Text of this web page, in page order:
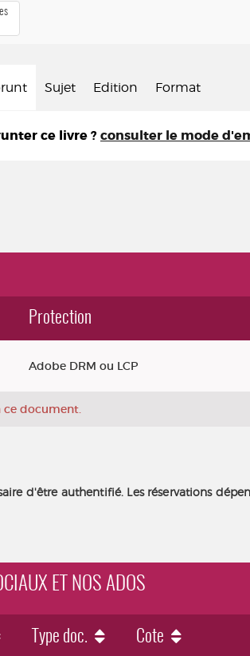
Sujet Edition Format
ce livre ? consulter le mode
Protection
Adobe DRM ou LCP
ce document.
d'être authentifié. Les réservations
ET NOS ADOS
Type doc. Cote